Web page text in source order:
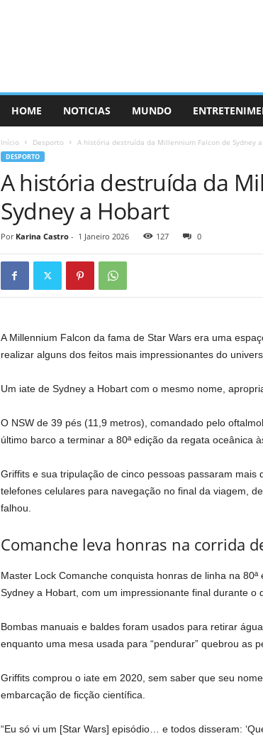
HOME NOTICIAS MUNDO
Início Desporto A história destruída da Millennium Falcon de Sydney
DESPORTO
A história destruída da
Sydney a Hobart
Por Karina Castro- 1 Janeiro 2026 127 0
A Millennium Falcon da fama de Star Wars era uma
realizar alguns dos feitos mais impressionantes do
Um iate de Sydney a Hobart com o mesmo nome,
O NSW de 39 pés (11,9 metros), comandado pelo
último barco a terminar a 80ª edição da regata oceânica
Griffits e sua tripulação de cinco pessoas passaram mais
telefones celulares para navegação no final da viagem,
falhou.
Comanche leva honras na corrida
Master Lock Comanche conquista honras de linha na
Sydney a Hobart, com um impressionante final durante o
Bombas manuais e baldes foram usados ​​para retirar
enquanto uma mesa usada para “pendurar” quebrou as
Griffits comprou o iate em 2020, sem saber que seu
embarcação de ficção científica.
“Eu só vi um [Star Wars] episódio… e todos disseram: